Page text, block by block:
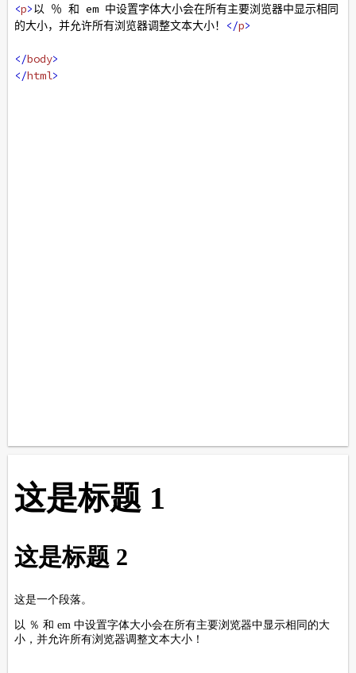
<p>以 ％ 和 em 中设置字体大小会在所有主要浏览器中显示相同
的大小，并允许所有浏览器调整文本大小！
</p>
</body>
</html>